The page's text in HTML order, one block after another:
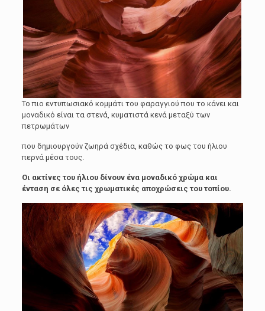
Το πιο εντυπωσιακό κομμάτι του φαραγγιού που το κάνει και
μοναδικό είναι τα στενά, κυματιστά κενά μεταξύ των
πετρωμάτων
που δημιουργούν ζωηρά σχέδια, καθώς το φως του ήλιου
περνά μέσα τους.
Οι ακτίνες του ήλιου δίνουν ένα μοναδικό χρώμα και
ένταση σε όλες τις χρωματικές αποχρώσεις του τοπίου.